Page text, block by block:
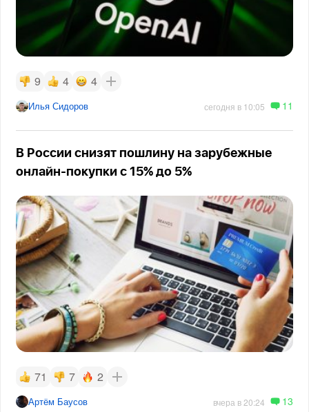
9 4 4
Илья Сидоров сегодня в 10:05 11
В России снизят пошлину на зарубежные
онлайн-покупки с 15% до 5%
71 7 2
Артём Баусов вчера в 20:24 13